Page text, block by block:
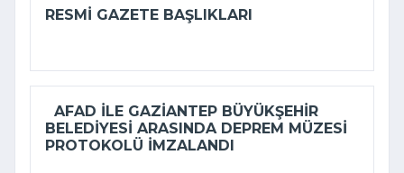
RESMI GAZETE BAŞLIKLARI
AFAD ILE GAZIANTEP BÜYÜKŞEHIR
BELEDIYESI ARASINDA DEPREM MÜZESI
PROTOKOLÜ IMZALANDI